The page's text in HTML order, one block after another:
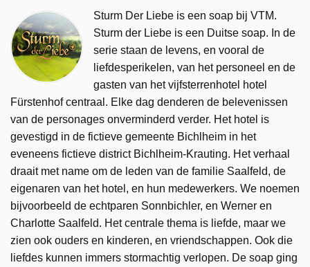
Sturm Der Liebe is een soap bij VTM.
Sturm der Liebe is een Duitse soap. In de
serie staan de levens, en vooral de
liefdesperikelen, van het personeel en de
gasten van het vijfsterrenhotel hotel
Fürstenhof centraal. Elke dag denderen de belevenissen
van de personages onverminderd verder. Het hotel is
gevestigd in de fictieve gemeente Bichlheim in het
eveneens fictieve district Bichlheim-Krauting. Het verhaal
draait met name om de leden van de familie Saalfeld, de
eigenaren van het hotel, en hun medewerkers. We noemen
bijvoorbeeld de echtparen Sonnbichler, en Werner en
Charlotte Saalfeld. Het centrale thema is liefde, maar we
zien ook ouders en kinderen, en vriendschappen. Ook die
liefdes kunnen immers stormachtig verlopen. De soap ging